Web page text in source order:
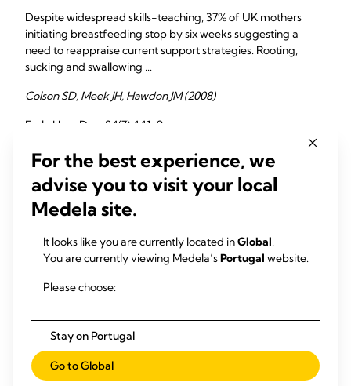
Despite widespread skills-teaching, 37% of UK mothers
initiating breastfeeding stop by six weeks suggesting a
need to reappraise current support strategies. Rooting,
sucking and swallowing ...
Colson SD, Meek JH, Hawdon JM (2008)
Early Hum Dev. 84(7):441-9
Latching-on and suckling of the healthy term neonate:
breastfeeding assessment
acknowledged public health priority. Breastfeeding
problems, especially with the healthy term neonate
J Midwifery Womens Health 52(6):638-42
For the best experience, we
advise you to visit your local
Medela site.
It looks like you are currently located inGlobal.
You are currently viewing Medela’sPortugal website.
Please choose:
Stay on Portugal
Go to Global